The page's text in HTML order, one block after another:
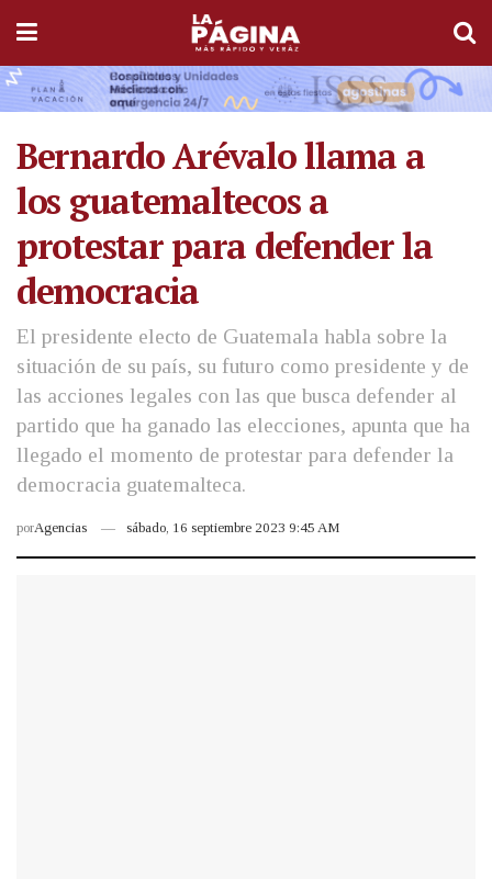
Bernardo Arévalo llama a
los guatemaltecos a
protestar para defender la
democracia
El presidente electo de Guatemala habla sobre la
situación de su país, su futuro como presidente y de
las acciones legales con las que busca defender al
partido que ha ganado las elecciones, apunta que ha
llegado el momento de protestar para defender la
democracia guatemalteca.
porAgencias sábado, 16 septiembre 2023 9:45 AM